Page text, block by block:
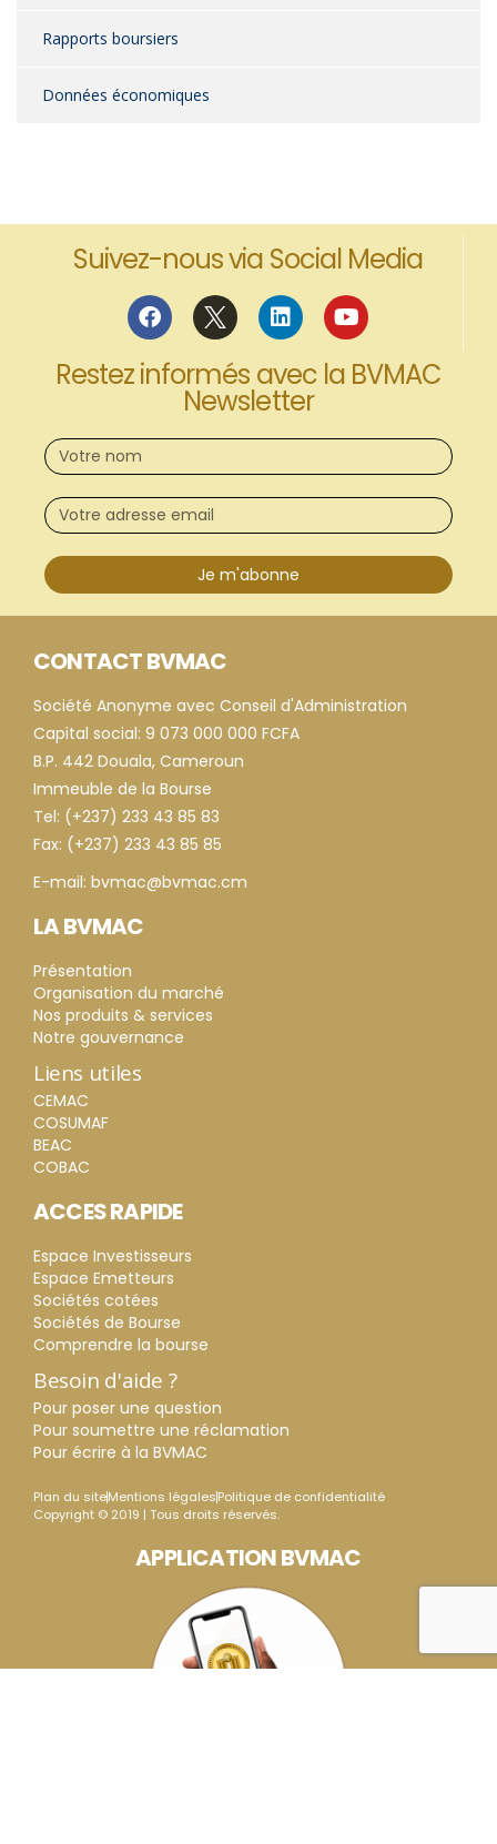
Rapports boursiers
Données économiques
Suivez-nous via Social Media
Restez informés avec la BVMAC
Newsletter
Je m'abonne
CONTACT BVMAC
Société Anonyme avec Conseil d'Administration
Capital social: 9 073 000 000 FCFA
B.P. 442 Douala, Cameroun
Immeuble de la Bourse
Tel: (+237) 233 43 85 83
Fax: (+237) 233 43 85 85
E-mail: bvmac@bvmac.cm
LA BVMAC
Présentation
Organisation du marché
Nos produits & services
Notre gouvernance
Liens utiles
CEMAC
COSUMAF
BEAC
COBAC
ACCES RAPIDE
Espace Investisseurs
Espace Emetteurs
Sociétés cotées
Sociétés de Bourse
Comprendre la bourse
Besoin d'aide ?
Pour poser une question
Pour soumettre une réclamation
Pour écrire à la BVMAC
Plan du siteMentions légalesPolitique de confidentialité
Copyright © 2019 | Tous droits réservés.
APPLICATION BVMAC